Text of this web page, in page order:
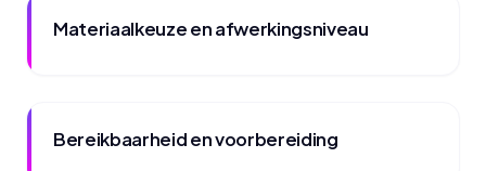
Materiaalkeuze en afwerkingsniveau
Bereikbaarheid en voorbereiding